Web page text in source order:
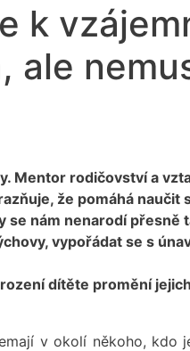
k
ale
Mentor rodičovství a
že pomáhá naučit
se nám nenarodí přesně
vypořádat se s
dítěte promění
v okolí někoho, kdo